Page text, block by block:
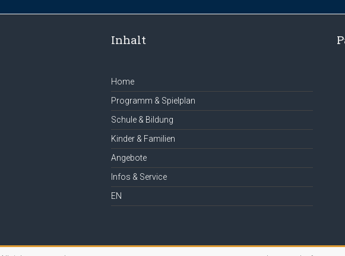
Inhalt
Home
Programm & Spielplan
Schule & Bildung
Kinder & Familien
Angebote
Infos & Service
EN